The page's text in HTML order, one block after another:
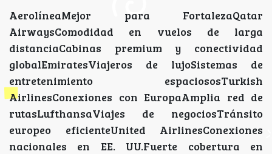
AerolíneaMejor para FortalezaQatar
AirwaysComodidad en vuelos de larga
distanciaCabinas premium y conectividad
globalEmiratesViajeros de lujoSistemas de
entretenimiento espaciososTurkish
AirlinesConexiones con EuropaAmplia red de
rutasLufthansaViajes de negociosTránsito
europeo eficienteUnited AirlinesConexiones
nacionales en EE. UU.Fuerte cobertura en